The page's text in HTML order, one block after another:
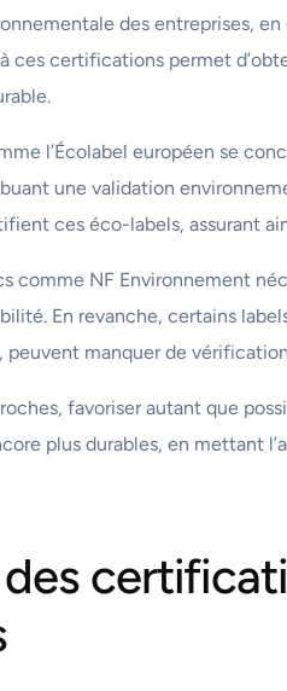
des entreprises,
ces certifications permet
l’Écolabel européen se
une validation
ces éco-labels, assurant
comme NF Environnement
En revanche, certains
peuvent manquer de
favoriser autant que
plus durables, en mettant